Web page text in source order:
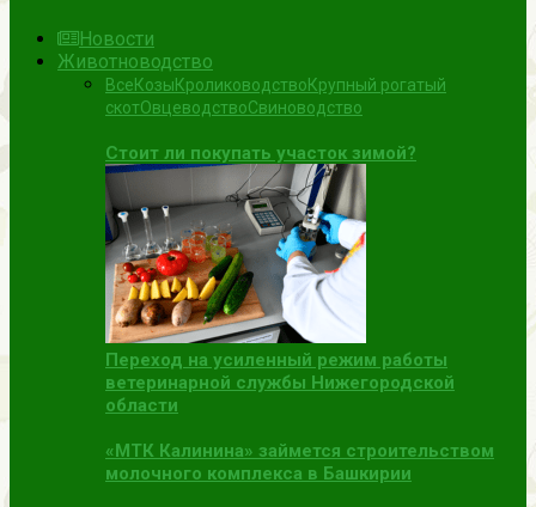
Новости
Животноводство
ВсеКозыКролиководствоКрупный рогатый
скотОвцеводствоСвиноводство
Стоит ли покупать участок зимой?
Переход на усиленный режим работы
ветеринарной службы Нижегородской
области
«МТК Калинина» займется строительством
молочного комплекса в Башкирии